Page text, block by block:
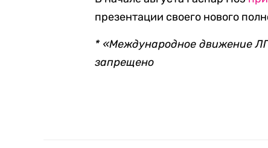
презентации своего нового
* «Международное движение
запрещено